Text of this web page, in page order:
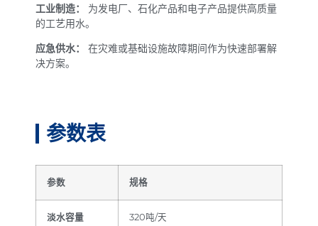
工业制造：
为发电厂、石化产品和电子产品提供高质量
的工艺用水。
应急供水：
在灾难或基础设施故障期间作为快速部署解
决方案。
参数表
参数 规格
淡水容量 320吨/天